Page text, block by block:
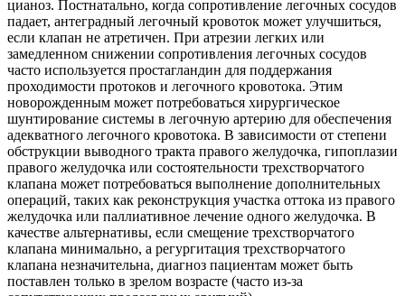
цианоз. Постнатально, когда сопротивление легочных сосудов
падает, антеградный легочный кровоток может улучшиться,
если клапан не атретичен. При атрезии легких или
замедленном снижении сопротивления легочных сосудов
часто используется простагландин для поддержания
проходимости протоков и легочного кровотока. Этим
новорожденным может потребоваться хирургическое
шунтирование системы в легочную артерию для обеспечения
адекватного легочного кровотока. В зависимости от степени
обструкции выводного тракта правого желудочка, гипоплазии
правого желудочка или состоятельности трехстворчатого
клапана может потребоваться выполнение дополнительных
операций, таких как реконструкция участка оттока из правого
желудочка или паллиативное лечение одного желудочка. В
качестве альтернативы, если смещение трехстворчатого
клапана минимально, а регургитация трехстворчатого
клапана незначительна, диагноз пациентам может быть
поставлен только в зрелом возрасте (часто из-за